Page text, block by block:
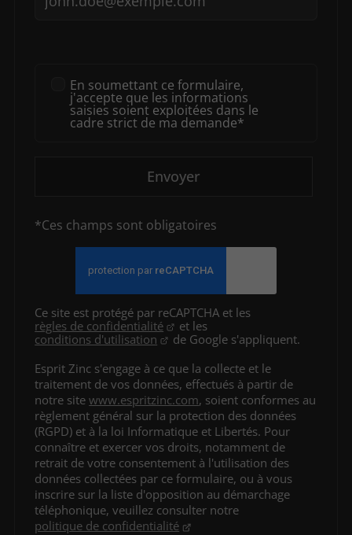
En soumettant ce formulaire,
j'accepte que les informations
saisies soient exploitées dans le
cadre strict de ma demande*
Envoyer
*Ces champs sont obligatoires
Ce site est protégé par reCAPTCHA et les
règles de confidentialité
et les
conditions d'utilisation
de Google s'appliquent.
Esprit Zinc s'engage à ce que la collecte et le
traitement de vos données, effectués à partir de
notre sitewww.espritzinc.com, soient conformes au
règlement général sur la protection des données
(RGPD) et à la loi Informatique et Libertés. Pour
connaître et exercer vos droits, notamment de
retrait de votre consentement à l'utilisation des
données collectées par ce formulaire, ou à vous
inscrire sur la liste d'opposition au démarchage
téléphonique, veuillez consulter notre
politique de confidentialité